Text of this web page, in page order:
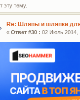
эту тему.
Re: Шляпы и шляпки
« Ответ #30 : 02 Июль 2014,